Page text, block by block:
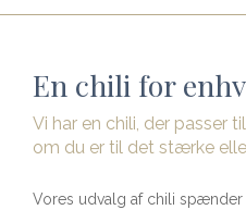
En chili for
Vi har en chili, der passer
om du er til det stærke
Vores udvalg af chili